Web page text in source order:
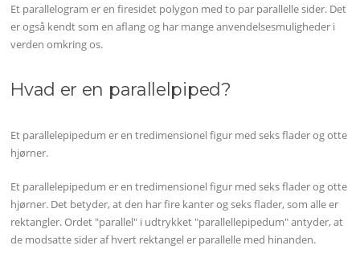
Et parallelogram er en firesidet polygon med to par parallelle sider. Det
er også kendt som en aflang og har mange anvendelsesmuligheder i
verden omkring os.
Hvad er en parallelpiped?
Et parallelepipedum er en tredimensionel figur med seks flader og otte
hjørner.
Et parallelepipedum er en tredimensionel figur med seks flader og otte
hjørner. Det betyder, at den har fire kanter og seks flader, som alle er
rektangler. Ordet "parallel" i udtrykket "parallellepipedum" antyder, at
de modsatte sider af hvert rektangel er parallelle med hinanden.